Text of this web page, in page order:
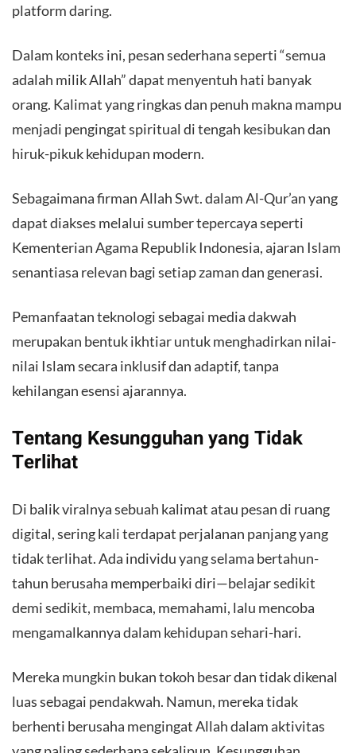
platform daring.
Dalam konteks ini, pesan sederhana seperti “semua
adalah milik Allah” dapat menyentuh hati banyak
orang. Kalimat yang ringkas dan penuh makna mampu
menjadi pengingat spiritual di tengah kesibukan dan
hiruk-pikuk kehidupan modern.
Sebagaimana firman Allah Swt. dalam Al-Qur’an yang
dapat diakses melalui sumber tepercaya seperti
Kementerian Agama Republik Indonesia, ajaran Islam
senantiasa relevan bagi setiap zaman dan generasi.
Pemanfaatan teknologi sebagai media dakwah
merupakan bentuk ikhtiar untuk menghadirkan nilai-
nilai Islam secara inklusif dan adaptif, tanpa
kehilangan esensi ajarannya.
Tentang Kesungguhan yang Tidak
Terlihat
Di balik viralnya sebuah kalimat atau pesan di ruang
digital, sering kali terdapat perjalanan panjang yang
tidak terlihat. Ada individu yang selama bertahun-
tahun berusaha memperbaiki diri—belajar sedikit
demi sedikit, membaca, memahami, lalu mencoba
mengamalkannya dalam kehidupan sehari-hari.
Mereka mungkin bukan tokoh besar dan tidak dikenal
luas sebagai pendakwah. Namun, mereka tidak
berhenti berusaha mengingat Allah dalam aktivitas